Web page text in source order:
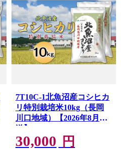
7T10C-1北魚沼産コシヒカ
リ特別栽培米10kg（長岡
川口地域）【2026年8月発
送】
30,000 円